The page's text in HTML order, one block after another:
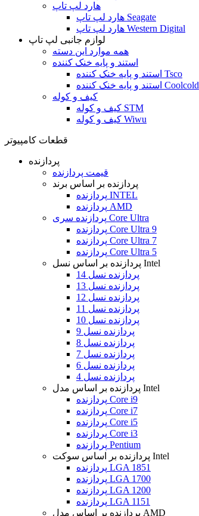
هارد لپ تاپ
هارد لپ تاپ Seagate
هارد لپ تاپ Western Digital
لوازم جانبی لپ تاپ
همه موارد این دسته
استند و پایه خنک کننده
استند و پایه خنک کننده Tsco
استند و پایه خنک کننده Coolcold
کیف و کوله
کیف و کوله STM
کیف و کوله Wiwu
قطعات کامپیوتر
پردازنده
قیمت پردازنده
پردازنده بر اساس برند
پردازنده INTEL
پردازنده AMD
پردازنده سری Core Ultra
پردازنده Core Ultra 9
پردازنده Core Ultra 7
پردازنده Core Ultra 5
پردازنده بر اساس نسل Intel
پردازنده نسل 14
پردازنده نسل 13
پردازنده نسل 12
پردازنده نسل 11
پردازنده نسل 10
پردازنده نسل 9
پردازنده نسل 8
پردازنده نسل 7
پردازنده نسل 6
پردازنده نسل 4
پردازنده بر اساس مدل Intel
پردازنده Core i9
پردازنده Core i7
پردازنده Core i5
پردازنده Core i3
پردازنده Pentium
پردازنده بر اساس سوکت Intel
پردازنده LGA 1851
پردازنده LGA 1700
پردازنده LGA 1200
پردازنده LGA 1151
پردازنده بر اساس مدل AMD